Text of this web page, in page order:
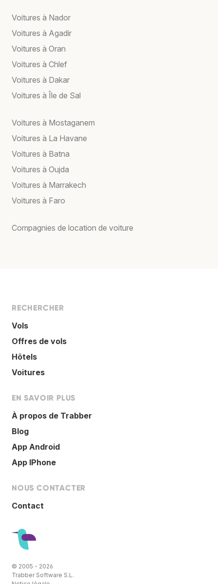
Voitures à Nador
Voitures à Agadir
Voitures à Oran
Voitures à Chlef
Voitures à Dakar
Voitures à Île de Sal
Voitures à Mostaganem
Voitures à La Havane
Voitures à Batna
Voitures à Oujda
Voitures à Marrakech
Voitures à Faro
Compagnies de location de voiture
RECHERCHER
Vols
Offres de vols
Hôtels
Voitures
EN SAVOIR PLUS
À propos de Trabber
Blog
App Android
App IPhone
NOUS CONTACTER
Contact
© 2005 - 2026
Trabber Software S.L.